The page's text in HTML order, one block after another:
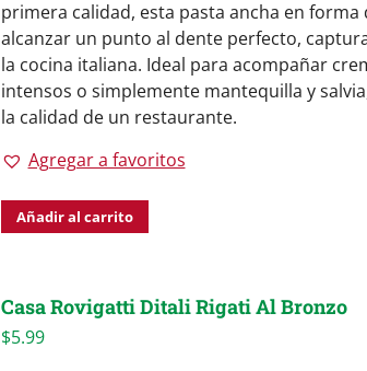
primera calidad, esta pasta ancha en forma
alcanzar un punto al dente perfecto,
la cocina italiana. Ideal para acompañar
intensos o simplemente mantequilla y
la calidad de un restaurante.
Agregar a favoritos
Añadir al carrito
Casa Rovigatti Ditali Rigati Al Bronzo
$5.99